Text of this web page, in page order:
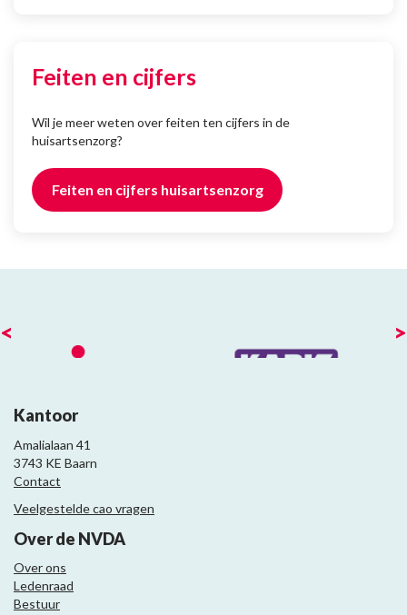
Feiten en cijfers
Wil je meer weten over feiten ten cijfers in de
huisartsenzorg?
Feiten en cijfers huisartsenzorg
< >
Kantoor
Amalialaan 41
3743 KE Baarn
Contact
Veelgestelde cao vragen
Over de NVDA
Over ons
Ledenraad
Bestuur